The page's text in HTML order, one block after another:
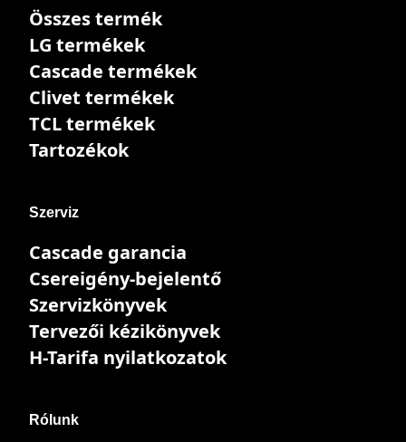
Összes termék
LG termékek
Cascade termékek
Clivet termékek
TCL termékek
Tartozékok
Szerviz
Cascade garancia
Csereigény-bejelentő
Szervizkönyvek
Tervezői kézikönyvek
H-Tarifa nyilatkozatok
Rólunk